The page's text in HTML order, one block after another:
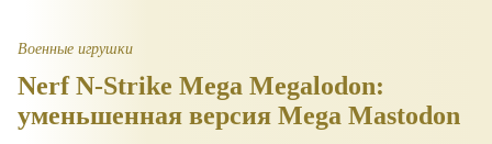
Военные игрушки
Nerf N-Strike Mega Megalodon:
уменьшенная версия Mega Mastodon